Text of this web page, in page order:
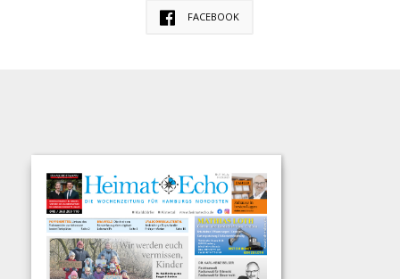
FACEBOOK